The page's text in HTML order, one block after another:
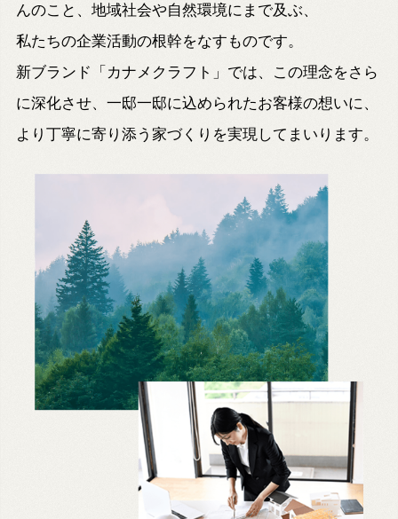
んのこと、地域社会や自然環境にまで及ぶ、
私たちの企業活動の根幹をなすものです。
新ブランド「カナメクラフト」では、この理念をさら
に深化させ、 一邸一邸に込められたお客様の想いに、
より丁寧に寄り添う家づくりを実現してまいります。